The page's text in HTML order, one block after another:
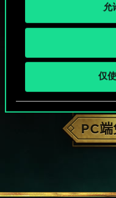
允
仅
HOW ABOUT
PC